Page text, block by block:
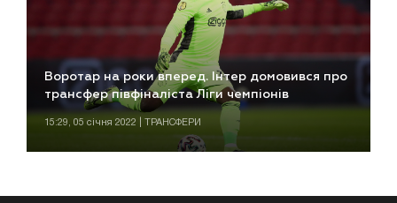
Воротар на роки вперед. Інтер домовився про
трансфер півфіналіста Ліги чемпіонів
15:29, 05 січня 2022 | ТРАНСФЕРИ